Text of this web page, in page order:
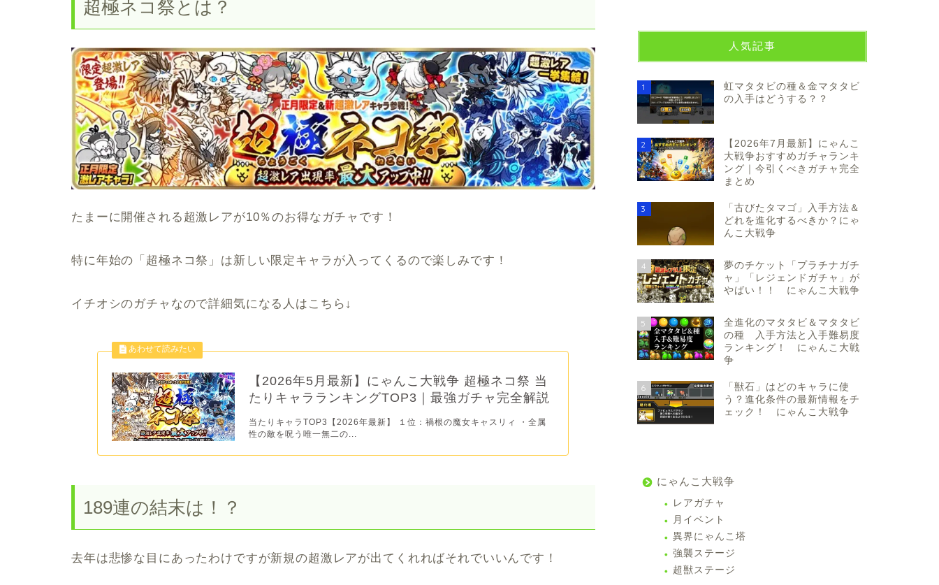
超極ネコ祭とは？
たまーに開催される超激レアが10％のお得なガチャです！
特に年始の「超極ネコ祭」は新しい限定キャラが入ってくるので楽しみです！
イチオシのガチャなので詳細気になる人はこちら↓
【2026年5月最新】にゃんこ大戦争 超極ネコ祭 当
たりキャラランキングTOP3｜最強ガチャ完全解説
当たりキャラTOP3【2026年最新】 １位：禍根の魔女キャスリィ ・全属
性の敵を呪う唯一無二の...
189連の結末は！？
去年は悲惨な目にあったわけですが新規の超激レアが出てくれればそれでいいんです！
人気記事
1
虹マタタビの種＆金マタタビ
の入手はどうする？？
2
【2026年7月最新】にゃんこ
大戦争おすすめガチャランキ
ング｜今引くべきガチャ完全
まとめ
3
「古びたタマゴ」入手方法＆
どれを進化するべきか？にゃ
んこ大戦争
4
夢のチケット「プラチナガチ
ャ」「レジェンドガチャ」が
やばい！！ にゃんこ大戦争
5
全進化のマタタビ＆マタタビ
の種 入手方法と入手難易度
ランキング！ にゃんこ大戦
争
6
「獣石」はどのキャラに使
う？進化条件の最新情報をチ
ェック！ にゃんこ大戦争
にゃんこ大戦争
レアガチャ
月イベント
異界にゃんこ塔
強襲ステージ
超獣ステージ